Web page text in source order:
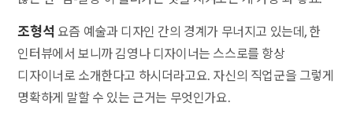
조형석 요즘 예술과 디자인 간의 경계가 무너지고 있는데, 한
인터뷰에서 보니까 김영나 디자이너는 스스로를 항상
디자이너로 소개한다고 하시더라고요. 자신의 직업군을 그렇게
명확하게 말할 수 있는 근거는 무엇인가요.